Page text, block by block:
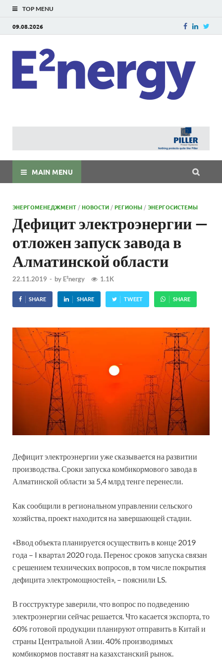
TOP MENU
09.08.2026
MAIN MENU
ЭНЕРГОМЕНЕДЖМЕНТ /НОВОСТИ /РЕГИОНЫ /ЭНЕРГОСИСТЕМЫ
Дефицит электроэнергии —
отложен запуск завода в
Алматинской области
22.11.2019 - by E²nergy 1.1K
SHARE SHARE TWEET SHARE
Дефицит электроэнергии уже сказывается на развитии
производства. Сроки запуска комбикормового завода в
Алматинской области за 5,4 млрд тенге перенесли.
Как сообщили в региональном управлении сельского
хозяйства, проект находится на завершающей стадии.
«Ввод объекта планируется осуществить в конце 2019
года – I квартал 2020 года. Перенос сроков запуска связан
с решением технических вопросов, в том числе покрытия
дефицита электромощностей», – пояснили LS.
В госструктуре заверили, что вопрос по подведению
электроэнергии сейчас решается. Что касается экспорта, то
60% готовой продукции планируют отправить в Китай и
страны Центральной Азии. 40% производимых
комбикормов поставят на казахстанский рынок.